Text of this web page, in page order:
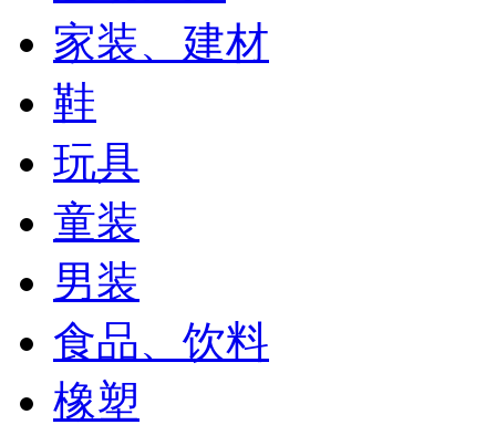
家装、建材
鞋
玩具
童装
男装
食品、饮料
橡塑